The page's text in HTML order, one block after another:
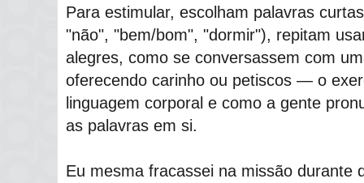
Para estimular, escolham palavras
"não", "bem/bom", "dormir"), repitam
alegres, como se conversassem com
oferecendo carinho ou petiscos ― o
linguagem corporal e como a gente
as palavras em si.
Eu mesma fracassei na missão durante